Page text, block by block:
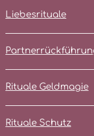
Liebesrituale
Rituale Geldmagie
Rituale Schutz